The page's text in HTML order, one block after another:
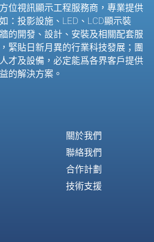
位視訊顯示工程服務商，專業提供
：投影設施、 LED 、 LCD顯示裝
的開發、設計、安裝及相關配套服
緊貼日新月異的行業科技發展；團
才及設備，必定能爲各界客戶提供
的解決方案。
關於我們
聯絡我們
合作計劃
技術支援